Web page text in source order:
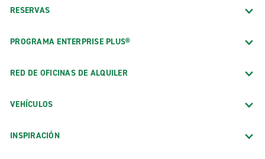
RESERVAS
PROGRAMA ENTERPRISE PLUS®
RED DE OFICINAS DE ALQUILER
VEHÍCULOS
INSPIRACIÓN